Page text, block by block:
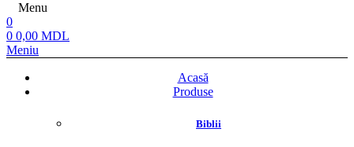
Menu
0
0 0,00 MDL
Meniu
Acasă
Produse
Biblii